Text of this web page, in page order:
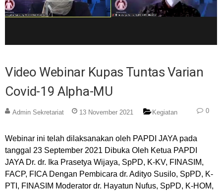
Video Webinar Kupas Tuntas Varian
Covid-19 Alpha-MU
Admin Sekretariat 13 November 2021 Kegiatan 0
Webinar ini telah dilaksanakan oleh PAPDI JAYA pada
tanggal 23 September 2021 Dibuka Oleh Ketua PAPDI
JAYA Dr. dr. Ika Prasetya Wijaya, SpPD, K-KV, FINASIM,
FACP, FICA Dengan Pembicara dr. Adityo Susilo, SpPD, K-
PTI, FINASIM Moderator dr. Hayatun Nufus, SpPD, K-HOM,